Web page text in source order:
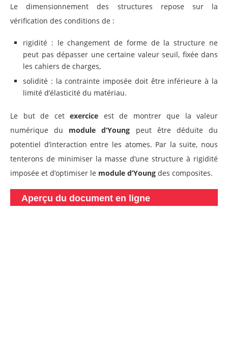
Le dimensionnement des structures repose sur la
vérification des conditions de :
rigidité : le changement de forme de la structure ne
peut pas dépasser une certaine valeur seuil, fixée dans
les cahiers de charges,
solidité : la contrainte imposée doit être inférieure à la
limité d’élasticité du matériau.
Le but de cet exercice est de montrer que la valeur
numérique du module d’Young peut être déduite du
potentiel d’interaction entre les atomes. Par la suite, nous
tenterons de minimiser la masse d’une structure à rigidité
imposée et d’optimiser le module d’Young des composites.
Aperçu du document en ligne